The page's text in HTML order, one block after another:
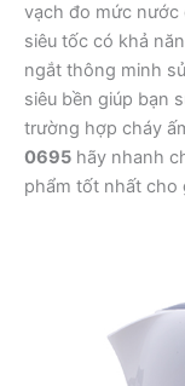
vạch đo mức nước
siêu tốc có khả
ngắt thông minh
siêu bền giúp bạn
trường hợp cháy
0695 hãy nhanh
phẩm tốt nhất cho